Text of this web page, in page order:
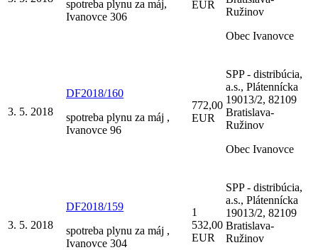
spotreba plynu za máj,
Ivanovce 306
EUR
Ružinov
Obec Ivanovce
3. 5. 2018
DF2018/160
spotreba plynu za máj ,
Ivanovce 96
772,00
EUR
SPP - distribúcia,
a.s., Plátennícka
19013/2, 82109
Bratislava-
Ružinov
Obec Ivanovce
3. 5. 2018
DF2018/159
spotreba plynu za máj ,
Ivanovce 304
1
532,00
EUR
SPP - distribúcia,
a.s., Plátennícka
19013/2, 82109
Bratislava-
Ružinov